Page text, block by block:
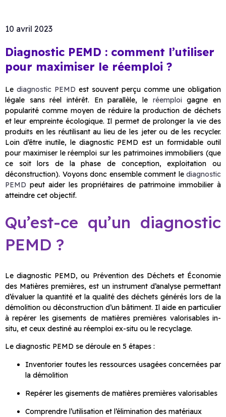
10 avril 2023
Diagnostic PEMD : comment l’utiliser
pour maximiser le réemploi ?
Le diagnostic PEMD est souvent perçu comme une obligation
légale sans réel intérêt. En parallèle, le réemploigagne en
popularité comme moyen de réduire la production de déchets
et leur empreinte écologique. Il permet de prolonger la vie des
produits en les réutilisant au lieu de les jeter ou de les recycler.
Loin d’être inutile, le diagnostic PEMD est un formidable outil
pour maximiser le réemploi sur les patrimoines immobiliers (que
ce soit lors de la phase de conception, exploitation ou
déconstruction). Voyons donc ensemble comment le diagnostic
PEMD peut aider les propriétaires de patrimoine immobilier à
atteindre cet objectif.
Qu’est-ce qu’un diagnostic
PEMD ?
Le diagnostic PEMD, ou Prévention des Déchets et Économie
des Matières premières, est un instrument d’analyse permettant
d’évaluer la quantité et la qualité des déchets générés lors de la
démolition ou déconstruction d’un bâtiment. Il aide en particulier
à repérer les gisements de matières premières valorisables in-
situ, et ceux destiné au réemploi ex-situ ou le recyclage.
Le diagnostic PEMD se déroule en 5 étapes :
Inventorier toutes les ressources usagées concernées par
la démolition
Repérer les gisements de matières premières valorisables
Comprendre l’utilisation et l’élimination des matériaux